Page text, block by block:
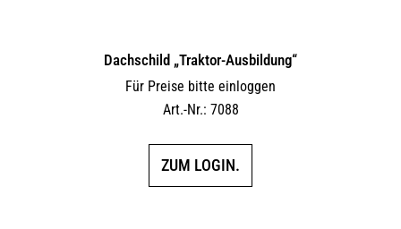
Dachschild „Traktor-Ausbildung“
Für Preise bitte einloggen
Art.-Nr.: 7088
ZUM LOGIN.